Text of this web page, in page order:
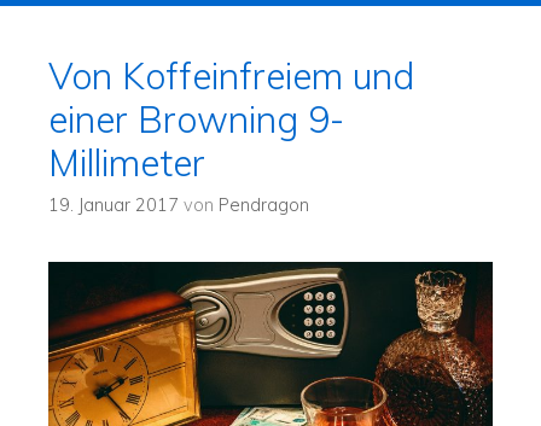
Von Koffeinfreiem und
einer Browning 9-
Millimeter
19. Januar 2017 von Pendragon